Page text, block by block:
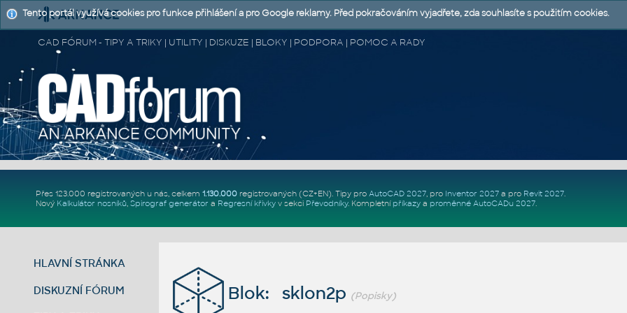
CAD FÓRUM - TIPY A TRIKY | UTILITY | DISKUZE | BLOKY | PODPORA | POMOC A RADY
Přes 123.000 registrovaných u nás, celkem 1.130.000registrovaných (CZ+EN). Tipy pro AutoCAD 2027, pro Inventor 2027a pro Revit 2027.
Nový Kalkulátor nosníků, Spirograf generátor a Regresní křivkyv sekci Převodníky. Kompletní příkazya proměnné AutoCADu 2027.
HLAVNÍ STRÁNKA
DISKUZNÍ FÓRUM Blok: sklon2p (Popisky)
Tento portál využívá cookies pro funkce přihlášení a pro Google reklamy. Před pokračováním vyjadřete, zda souhlasíte s použitím cookies.